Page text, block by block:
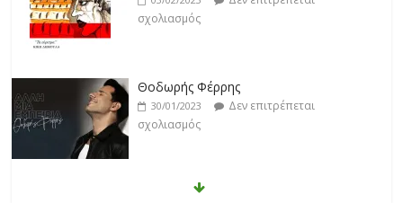
σχολιασμός
Θοδωρής Φέρρης
30/01/2023
Δεν επιτρέπεται
σχολιασμός
Νίκος Ζιώγαλας